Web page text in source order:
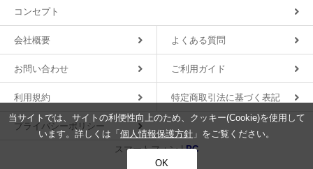
コンセプト
会社概要 よくある質問
お問い合わせ ご利用ガイド
利用規約 特定商取引法に基づく表記
プライバシーポリシー
スマートフォン |PC
当サイトでは、サイトの利便性向上のため、クッキー(Cookie)を使用して
います。詳しくは「 個人情報保護方針 」をご覧ください。
OK